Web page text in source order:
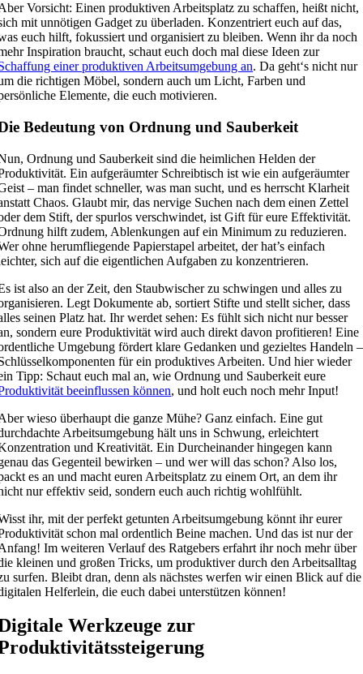
Vorsicht: Einen produktiven Arbeitsplatz zu schaffen, heißt nicht,
mit unnötigen Gadget zu überladen. Konzentriert euch auf das,
euch hilft, fokussiert und organisiert zu bleiben. Wenn ihr da noch
Inspiration braucht, schaut euch doch mal diese Ideen zur
einer produktiven Arbeitsumgebung an. Da geht‘s nicht nur
die richtigen Möbel, sondern auch um Licht, Farben und
Elemente, die euch motivieren.
Bedeutung von Ordnung und Sauberkeit
Ordnung und Sauberkeit sind die heimlichen Helden der
Ein aufgeräumter Schreibtisch ist wie ein aufgeräumter
– man findet schneller, was man sucht, und es herrscht Klarheit
Chaos. Glaubt mir, das nervige Suchen nach dem einen Zettel
dem Stift, der spurlos verschwindet, ist Gift für eure Effektivität.
hilft zudem, Ablenkungen auf ein Minimum zu reduzieren.
ohne herumfliegende Papierstapel arbeitet, der hat’s einfach
sich auf die eigentlichen Aufgaben zu konzentrieren.
ist also an der Zeit, den Staubwischer zu schwingen und alles zu
Legt Dokumente ab, sortiert Stifte und stellt sicher, dass
seinen Platz hat. Ihr werdet sehen: Es fühlt sich nicht nur besser
sondern eure Produktivität wird auch direkt davon profitieren! Eine
Umgebung fördert klare Gedanken und gezieltes Handeln –
für ein produktives Arbeiten. Und hier wieder
Tipp: Schaut euch mal an, wie Ordnung und Sauberkeit eure
beeinflussen können, und holt euch noch mehr Input!
wieso überhaupt die ganze Mühe? Ganz einfach. Eine gut
Arbeitsumgebung hält uns in Schwung, erleichtert
und Kreativität. Ein Durcheinander hingegen kann
das Gegenteil bewirken – und wer will das schon? Also los,
es an und macht euren Arbeitsplatz zu einem Ort, an dem ihr
nur effektiv seid, sondern euch auch richtig wohlfühlt.
ihr, mit der perfekt getunten Arbeitsumgebung könnt ihr eurer
schon mal ordentlich Beine machen. Und das ist nur der
Im weiteren Verlauf des Ratgebers erfahrt ihr noch mehr über
kleinen und großen Tricks, um produktiver durch den Arbeitsalltag
surfen. Bleibt dran, denn als nächstes werfen wir einen Blick auf die
Helferlein, die euch dabei unterstützen können!
Werkzeuge zur